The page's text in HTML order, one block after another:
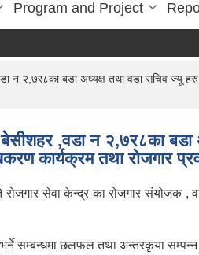
Program and Project
न २,७र८का बडा अध्यक्ष तथा वडा सचिव ज्यू हरु
,वडा न २,७र८का
कार्यक्रम तथा रोजगार
सेवा केन्द्र का रोजगार संयोजक
सम्बन्धमा छलफल तथा अन्तरकृया सम्पन्न